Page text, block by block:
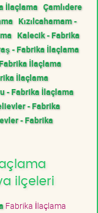
İlaçlama Çamlıdere
Kızılcahamam -
Kalecik - Fabrika
- Fabrika İlaçlama
İlaçlama
İlaçlama
- Fabrika İlaçlama
- Fabrika
- Fabrika
ilçeleri
Fabrika İlaçlama